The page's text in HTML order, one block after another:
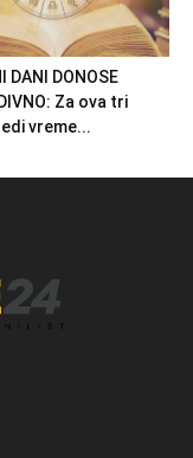
DANI DONOSE
Za ova tri
vreme...